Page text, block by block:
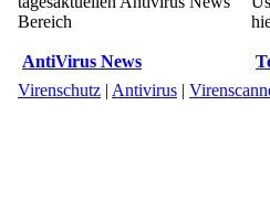
Bereich
AntiVirus News
Virenschutz | Antivirus |